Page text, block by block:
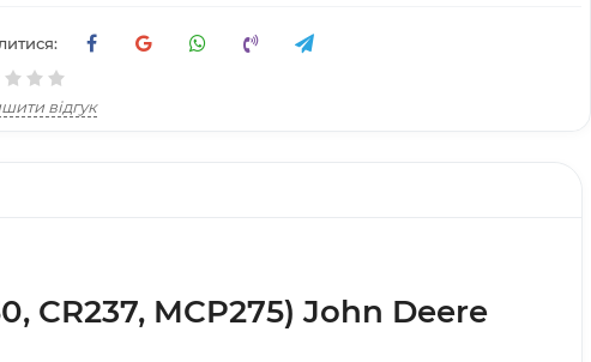
відгук
CR237, MCP275) John Deere